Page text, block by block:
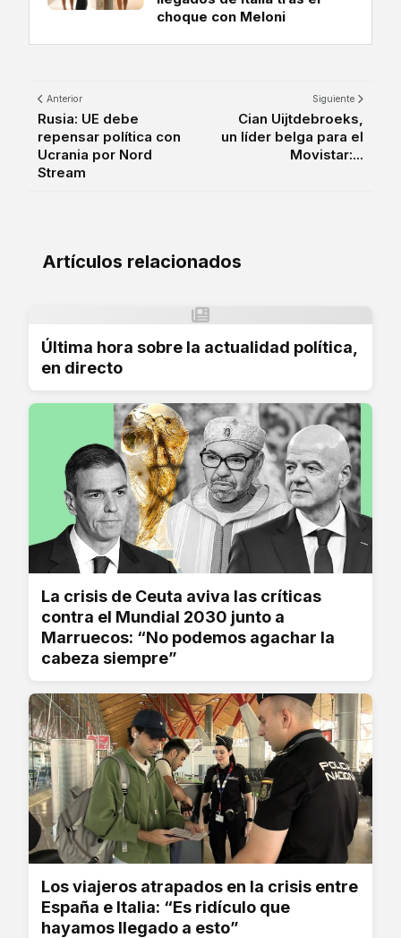
choque con Meloni
Anterior
Rusia: UE debe
repensar política con
Ucrania por Nord
Stream
Siguiente
Cian Uijtdebroeks,
un líder belga para el
Movistar:...
Artículos relacionados
Última hora sobre la actualidad política,
en directo
La crisis de Ceuta aviva las críticas
contra el Mundial 2030 junto a
Marruecos: “No podemos agachar la
cabeza siempre”
Los viajeros atrapados en la crisis entre
España e Italia: “Es ridículo que
hayamos llegado a esto”